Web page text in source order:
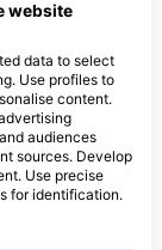
Schleißheim, Nước
website
data to select
Use profiles to
content.
audiences
sources. Develop
Use precise
for identification.